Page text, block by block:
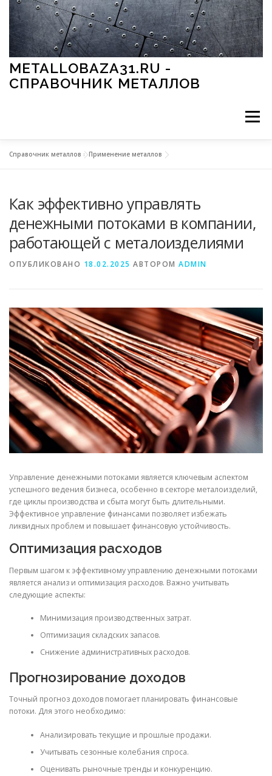
Перейти к содержимому
METALLOBAZA31.RU -
СПРАВОЧНИК МЕТАЛЛОВ
Меню
МЕТАЛЛЫ И ОКРУЖАЮЩАЯ СРЕДА
ПРИМЕНЕНИЕ МЕТАЛЛОВ
СТАТЬИ
Справочник металлов »Применение металлов
Как эффективно управлять
денежными потоками в компании,
работающей с металоизделиями
ОПУБЛИКОВАНО 18.02.2025 АВТОРОМ ADMIN
Управление денежными потоками является ключевым аспектом
успешного ведения бизнеса, особенно в секторе металоизделий,
где циклы производства и сбыта могут быть длительными.
Эффективное управление финансами позволяет избежать
ликвидных проблем и повышает финансовую устойчивость.
Оптимизация расходов
Первым шагом к эффективному управлению денежными потоками
является анализ и оптимизация расходов. Важно учитывать
следующие аспекты:
Минимизация производственных затрат.
Оптимизация складских запасов.
Снижение административных расходов.
Прогнозирование доходов
Точный прогноз доходов помогает планировать финансовые
потоки. Для этого необходимо:
Анализировать текущие и прошлые продажи.
Учитывать сезонные колебания спроса.
Оценивать рыночные тренды и конкуренцию.